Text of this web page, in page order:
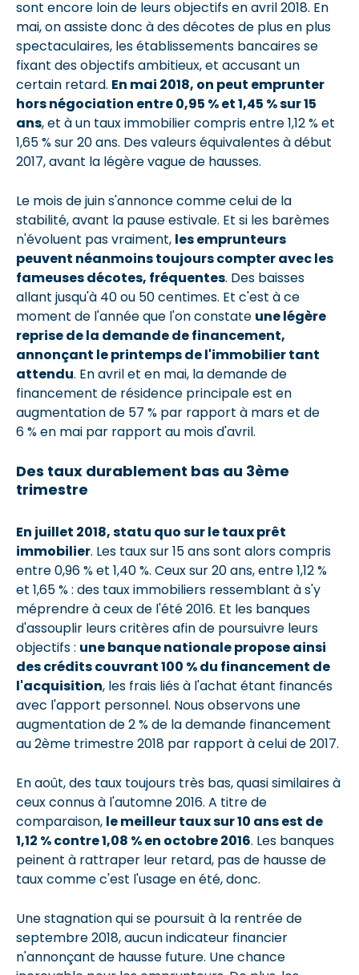
sont encore loin de leurs objectifs en avril 2018. En
mai, on assiste donc à des décotes de plus en plus
spectaculaires, les établissements bancaires se
fixant des objectifs ambitieux, et accusant un
certain retard. En mai 2018, on peut emprunter
hors négociation entre 0,95 % et 1,45 % sur 15
ans, et à un taux immobilier compris entre 1,12 % et
1,65 % sur 20 ans. Des valeurs équivalentes à début
2017, avant la légère vague de hausses.
Le mois de juin s'annonce comme celui de la
stabilité, avant la pause estivale. Et si les barèmes
n'évoluent pas vraiment, les emprunteurs
peuvent néanmoins toujours compter avec les
fameuses décotes, fréquentes. Des baisses
allant jusqu'à 40 ou 50 centimes. Et c'est à ce
moment de l'année que l'on constate une légère
reprise de la demande de financement,
annonçant le printemps de l'immobilier tant
attendu. En avril et en mai, la demande de
financement de résidence principale est en
augmentation de 57 % par rapport à mars et de
6 % en mai par rapport au mois d'avril.
Des taux durablement bas au 3ème
trimestre
En juillet 2018, statu quo sur le taux prêt
immobilier. Les taux sur 15 ans sont alors compris
entre 0,96 % et 1,40 %. Ceux sur 20 ans, entre 1,12 %
et 1,65 % : des taux immobiliers ressemblant à s'y
méprendre à ceux de l'été 2016. Et les banques
d'assouplir leurs critères afin de poursuivre leurs
objectifs : une banque nationale propose ainsi
des crédits couvrant 100 % du financement de
l'acquisition, les frais liés à l'achat étant financés
avec l'apport personnel. Nous observons une
augmentation de 2 % de la demande financement
au 2ème trimestre 2018 par rapport à celui de 2017.
En août, des taux toujours très bas, quasi similaires à
ceux connus à l'automne 2016. A titre de
comparaison, le meilleur taux sur 10 ans est de
1,12 % contre 1,08 % en octobre 2016. Les banques
peinent à rattraper leur retard, pas de hausse de
taux comme c'est l'usage en été, donc.
Une stagnation qui se poursuit à la rentrée de
septembre 2018, aucun indicateur financier
n'annonçant de hausse future. Une chance